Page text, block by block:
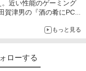
近い性能のゲーミング
津男の『酒の肴にPCゲ
もっと見る
ローする